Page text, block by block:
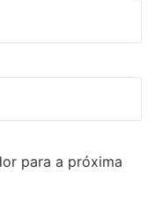
para a próxima